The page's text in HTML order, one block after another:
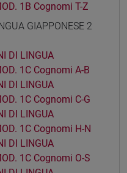
1B Cognomi T-Z
GIAPPONESE 2
DI LINGUA
1C Cognomi A-B
DI LINGUA
1C Cognomi C-G
DI LINGUA
1C Cognomi H-N
DI LINGUA
1C Cognomi O-S